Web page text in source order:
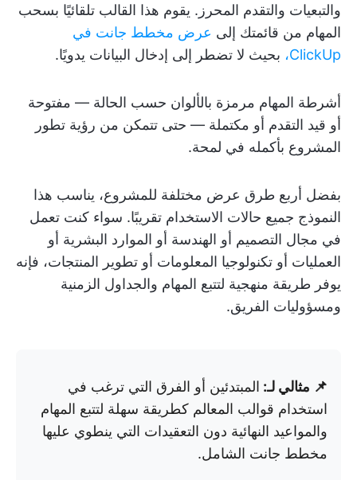
والتبعيات والتقدم المحرز. يقوم هذا القالب تلقائيًا بسحب
المهام من قائمتك إلى عرض مخطط جانت في
ClickUp،
بحيث لا تضطر إلى إدخال البيانات يدويًا.
أشرطة المهام مرمزة بالألوان حسب الحالة — مفتوحة
أو قيد التقدم أو مكتملة — حتى تتمكن من رؤية تطور
المشروع بأكمله في لمحة.
بفضل أربع طرق عرض مختلفة للمشروع، يناسب هذا
النموذج جميع حالات الاستخدام تقريبًا. سواء كنت تعمل
في مجال التصميم أو الهندسة أو الموارد البشرية أو
العمليات أو تكنولوجيا المعلومات أو تطوير المنتجات، فإنه
يوفر طريقة منهجية لتتبع المهام والجداول الزمنية
ومسؤوليات الفريق.
📌 مثالي لـ: المبتدئين أو الفرق التي ترغب في
استخدام قوالب المعالم كطريقة سهلة لتتبع المهام
والمواعيد النهائية دون التعقيدات التي ينطوي عليها
مخطط جانت الشامل.